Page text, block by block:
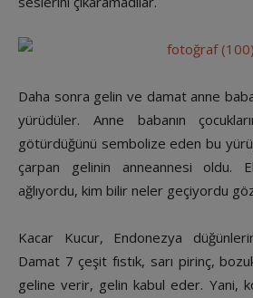
Daha sonra gelin ve damat anne
yürüdüler. Anne babanın
götürdüğünü sembolize eden bu
çarpan gelinin anneannesi oldu.
ağlıyordu, kim bilir neler geçiyordu
Kacar Kucur, Endonezya
Damat 7 çeşit fıstık, sarı pirinç,
geline verir, gelin kabul eder. Yani,